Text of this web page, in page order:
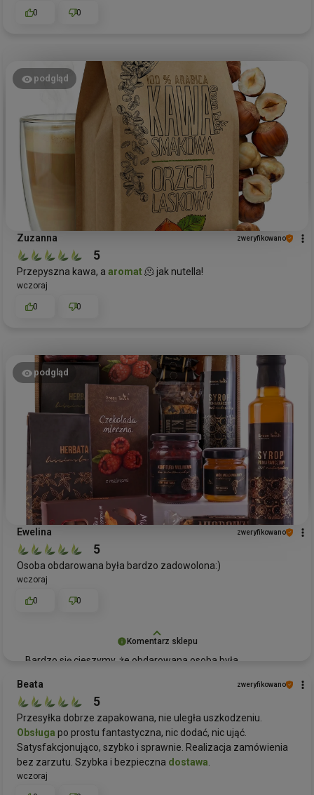
0 0
podgląd
Zuzanna zweryfikowano
5
Przepyszna kawa, a aromat🫠 jak nutella!
wczoraj
0 0
Komentarz sklepu
Bardzo się cieszymy, że obdarowana osoba była
ogromna radość wiedzieć, że nasze produkty przynoszą
radość i spełniają oczekiwania. Jeśli będziesz
potrzebowała kolejnych wyjątkowychprezentów,
zapraszamy ponownie do Green Touch.
podgląd
Ewelina zweryfikowano
5
Osoba obdarowana była bardzo zadowolona:)
wczoraj
0 0
Beata zweryfikowano
5
Przesyłka dobrze zapakowana, nie uległa uszkodzeniu.
Obsługa po prostu fantastyczna, nic dodać, nic ująć.
Satysfakcjonująco, szybko i sprawnie. Realizacja zamówienia
bez zarzutu. Szybka i bezpieczna dostawa.
wczoraj